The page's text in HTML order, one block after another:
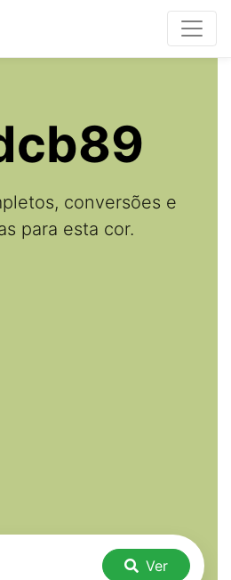
conversões e
para esta cor.
Ver